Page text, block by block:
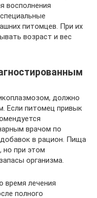
восполнения
питомцев. При их
возраст и вес
должно
Если питомец привык
врачом по
в рацион. Пища
но при этом
организма.
время лечения
полного